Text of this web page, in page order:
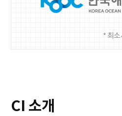
* 최
CI 소개